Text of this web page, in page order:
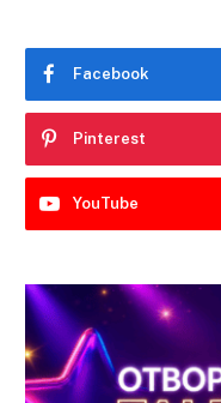
Facebook
Pinterest
YouTube